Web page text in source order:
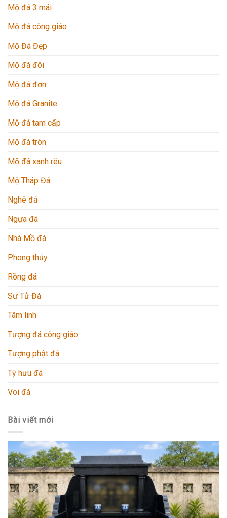
Mộ đá 3 mái
Mộ đá công giáo
Mộ Đá Đẹp
Mộ đá đôi
Mộ đá đơn
Mộ đá Granite
Mộ đá tam cấp
Mộ đá tròn
Mộ đá xanh rêu
Mộ Tháp Đá
Nghê đá
Ngựa đá
Nhà Mồ đá
Phong thủy
Rồng đá
Sư Tử Đá
Tâm linh
Tượng đá công giáo
Tượng phật đá
Tỳ hưu đá
Voi đá
Bài viết mới